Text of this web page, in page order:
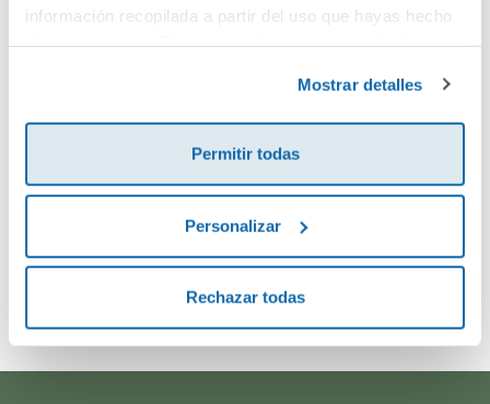
información recopilada a partir del uso que hayas hecho
Mostrar detalles
Permitir todas
Personalizar
Rechazar todas
Envía tu opinión